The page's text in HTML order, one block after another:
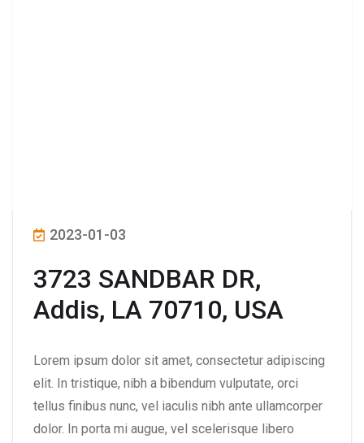
2023-01-03
3723 SANDBAR DR,
Addis, LA 70710, USA
Lorem ipsum dolor sit amet, consectetur adipiscing
elit. In tristique, nibh a bibendum vulputate, orci
tellus finibus nunc, vel iaculis nibh ante ullamcorper
dolor. In porta mi augue, vel scelerisque libero